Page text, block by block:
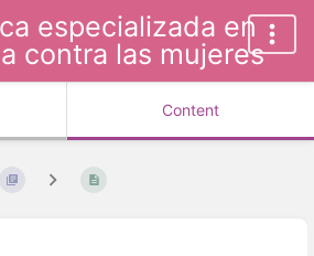
especializada en
contra las mujeres
Content